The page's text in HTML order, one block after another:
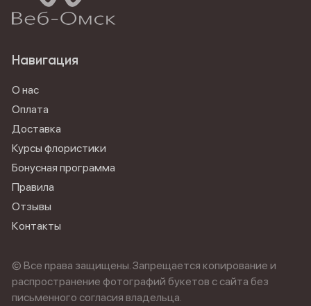
Навигация
О нас
Оплата
Доставка
Курсы флористики
Бонусная программа
Правила
Отзывы
Контакты
© Все права защищены. Запрещается копирование и
распространение фотографий букетов с сайта без
письменного согласия владельца.